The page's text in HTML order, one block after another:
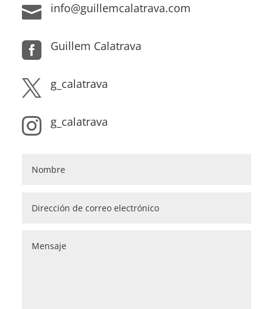
 info@guillemcalatrava.com
 Guillem Calatrava
 g_calatrava
 g_calatrava